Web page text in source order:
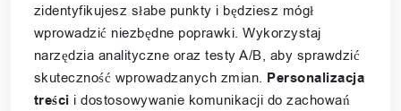
zidentyfikujesz słabe punkty i będziesz mógł
wprowadzić niezbędne poprawki. Wykorzystaj
narzędzia analityczne oraz testy A/B, aby sprawdzić
skuteczność wprowadzanych zmian. Personalizacja
treści i dostosowywanie komunikacji do zachowań